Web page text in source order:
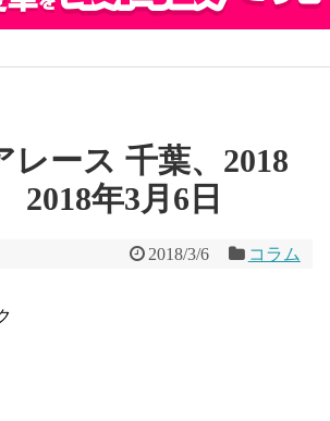
レース 千葉、2018
年3月6日
2018/3/6 コラム